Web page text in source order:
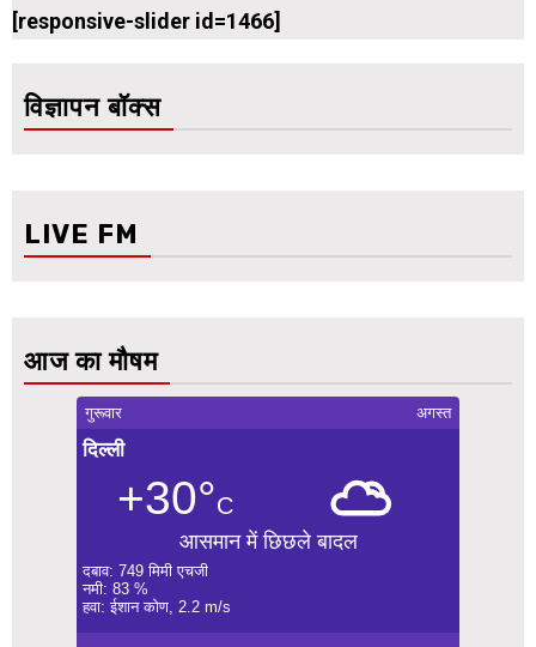
[responsive-slider id=1466]
विज्ञापन बॉक्स
LIVE FM
आज का मौषम
गुरूवार अगस्त
दिल्ली
+30°C
आसमान में छिछले बादल
दबाव: 749 मिमी एचजी
नमी: 83 %
हवा: ईशान कोण, 2.2 m/s